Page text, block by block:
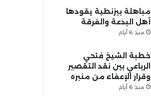
مباهلة بيزنطية يقودها
أهل البدعة والفرقة
منذ 6 أيام
خطبة الشيخ فتحي
الرباعي بين نقد التقصير
وقرار الإعفاء من منبره
منذ 6 أيام